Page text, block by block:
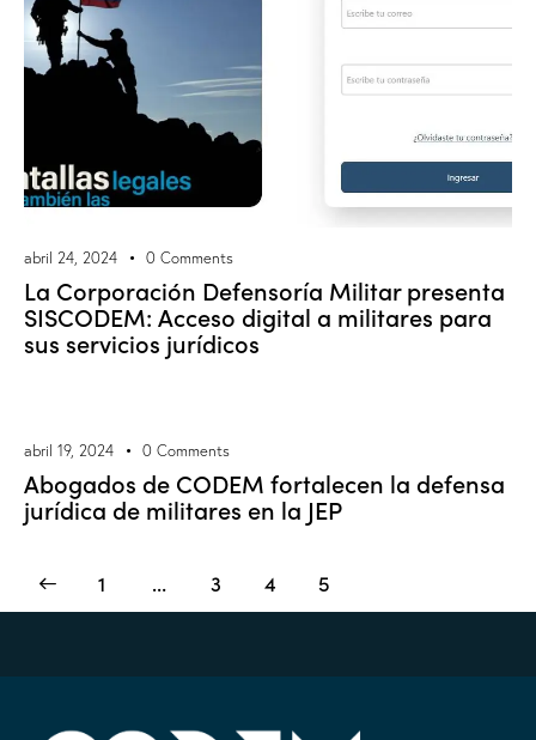
abril 24, 2024 0 Comments
La Corporación Defensoría Militar presenta
SISCODEM: Acceso digital a militares para
sus servicios jurídicos
abril 19, 2024 0 Comments
Abogados de CODEM fortalecen la defensa
jurídica de militares en la JEP
1 … 3 4 5